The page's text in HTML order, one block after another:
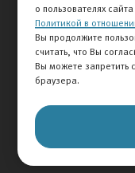
о пользователях
Политикой в
Вы продолжите
считать, что Вы
Вы можете запретить
браузера.